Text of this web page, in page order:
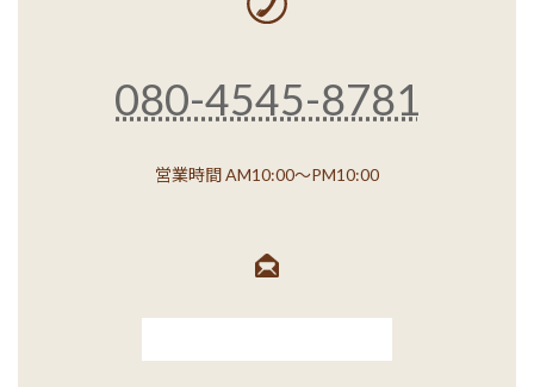
080-4545-8781
営業時間 AM10:00～PM10:00